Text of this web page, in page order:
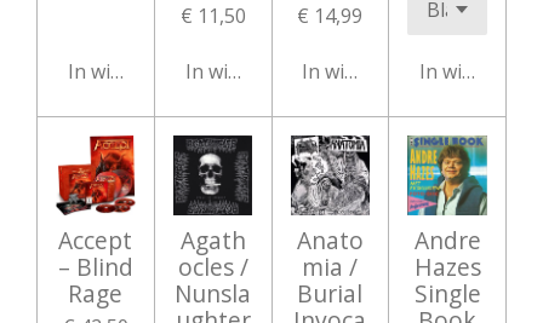
In winkelwagen
€ 11,50
In winkelwagen
€ 14,99
In winkelwagen
In
Accept
‎– Blind
Rage
Agath
ocles /
Nunsla
Anato
mia /
Burial
Andre
Hazes
Single